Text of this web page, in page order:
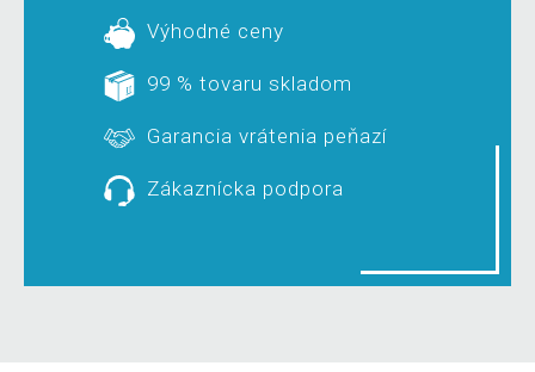
Výhodné ceny
99 % tovaru skladom
Garancia vrátenia peňazí
Zákaznícka podpora